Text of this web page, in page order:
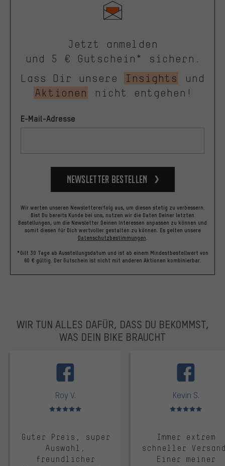
Jetzt anmelden
und 5 € Gutschein* sichern.
Lass Dir unsere
Insights
und
Aktionen
nicht entgehen!
E-Mail-Adresse
Newsletter bestellen
Wir werten unseren Newslettererfolg aus, um diesen stetig zu verbessern.
Bist Du bereits Kunde bei uns, nutzen wir die Daten Deiner letzten
Bestellungen, um die Newsletter Deinen Interessen anpassen zu können und
somit diesen für Dich wertvoller gestalten zu können. Es gelten unsere
Datenschutzbestimmungen.
*Gilt 30 Tage ab Ausstellungsdatum und ist ab einem Mindestbestellwert von
60 € gültig. Der Gutschein ist nicht mit anderen Aktionen kombinierbar.
WIR TUN ALLES DAFÜR, DASS DU BEKOMMST,
WAS DEIN BIKE BRAUCHT
Roy V.
Bewertungen: 5 von 5
Guter Preis, super
Auswahl,
freundlicher
Kevin S.
Bewertungen: 5 von 5
Immer extrem
schneller
Einer meiner